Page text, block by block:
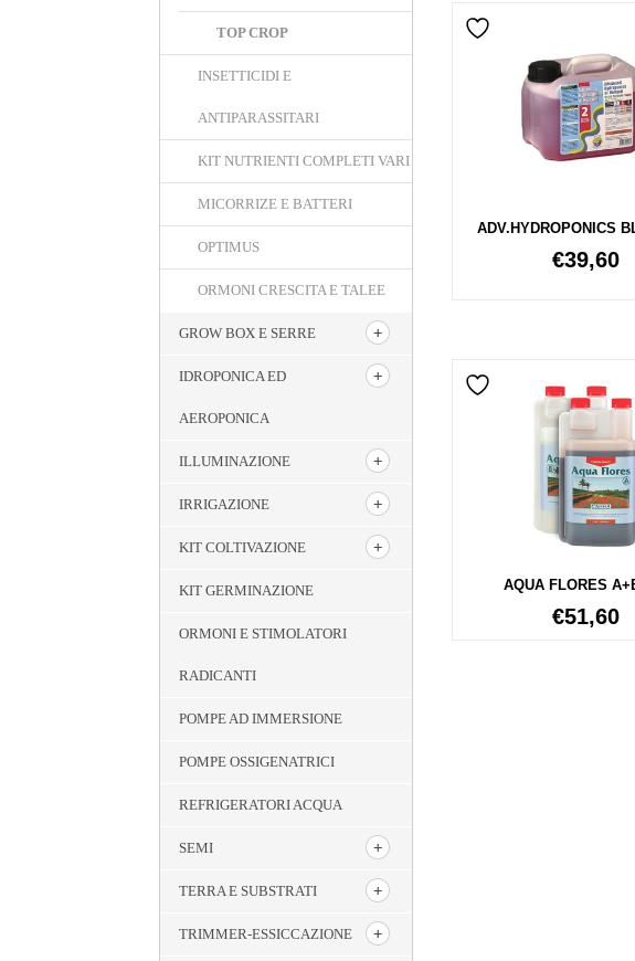
TOP CROP
INSETTICIDI E
ANTIPARASSITARI
KIT NUTRIENTI COMPLETI VARI
MICORRIZE E BATTERI
OPTIMUS
ORMONI CRESCITA E TALEE
GROW BOX E SERRE
IDROPONICA ED
AEROPONICA
ILLUMINAZIONE
IRRIGAZIONE
KIT COLTIVAZIONE
KIT GERMINAZIONE
ORMONI E STIMOLATORI
RADICANTI
POMPE AD IMMERSIONE
POMPE OSSIGENATRICI
REFRIGERATORI ACQUA
SEMI
TERRA E SUBSTRATI
TRIMMER-ESSICCAZIONE
ADV.HYDROPONICS
€39,60
AQUA FLORES
€51,60